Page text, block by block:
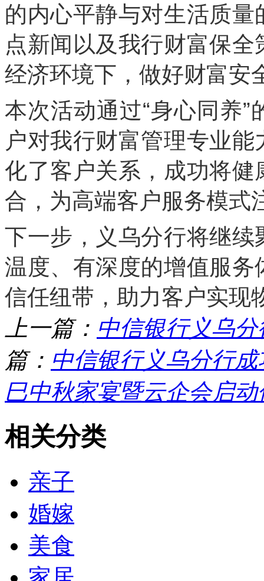
的内心平静与对生活质
点新闻以及我行财富保
经济环境下，做好财富安
本次活动通过“身心同养
户对我行财富管理专业
化了客户关系，成功将
合，为高端客户服务模式
下一步，义乌分行将继
温度、有深度的增值服
信任纽带，助力客户实现
上一篇： 中信银行义乌
篇： 中信银行义乌分行
巳中秋家宴暨云企会启动
相关分类
亲子
婚嫁
美食